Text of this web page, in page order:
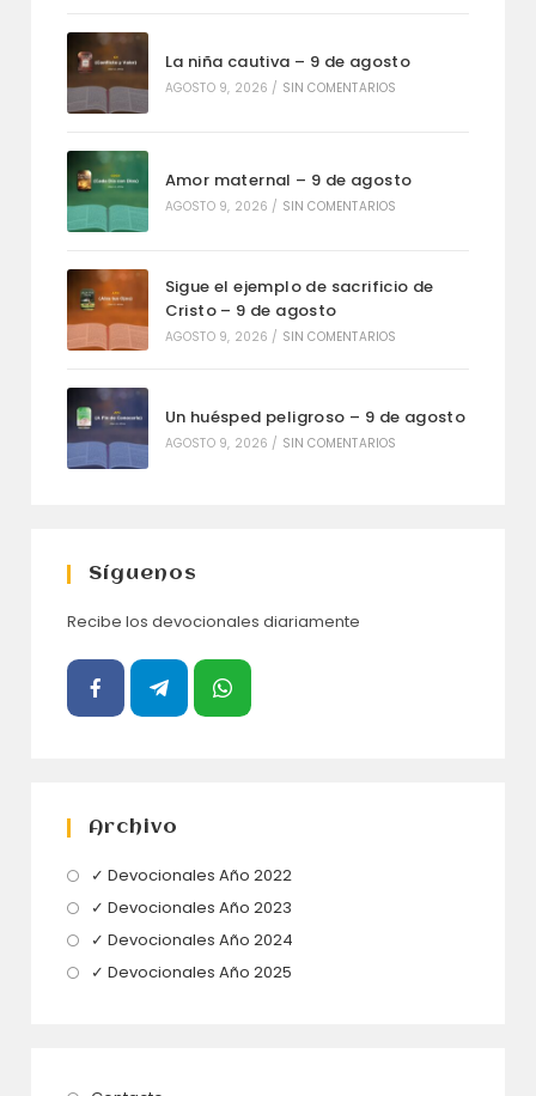
La niña cautiva – 9 de agosto
AGOSTO 9, 2026 / SIN COMENTARIOS
Amor maternal – 9 de agosto
AGOSTO 9, 2026 / SIN COMENTARIOS
Sigue el ejemplo de sacrificio de
Cristo – 9 de agosto
AGOSTO 9, 2026 / SIN COMENTARIOS
Un huésped peligroso – 9 de agosto
AGOSTO 9, 2026 / SIN COMENTARIOS
Síguenos
Recibe los devocionales diariamente
Archivo
✓ Devocionales Año 2022Se
✓ Devocionales Año 2023
abre
✓ Devocionales Año 2024
✓ Devocionales Año 2025